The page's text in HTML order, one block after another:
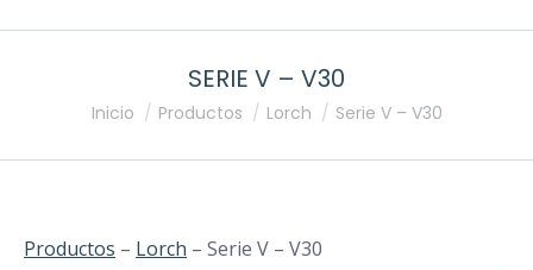
SERIE V – V30
Estás aquí:
Inicio Productos Lorch Serie V – V30
Productos – Lorch – Serie V – V30